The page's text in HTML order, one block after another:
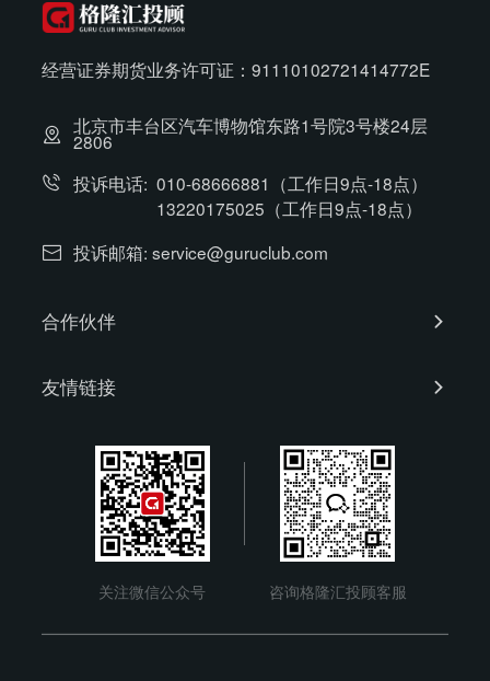
经营证券期货业务许可证：91110102721414772E
北京市丰台区汽车博物馆东路1号院3号楼24层
2806
投诉电话: 010-68666881（工作日9点-18点）
13220175025（工作日9点-18点）
投诉邮箱: service@guruclub.com
合作伙伴
友情链接
勾股大数据
上海证券交易所
深圳证券交易所
关注微信公众号 咨询格隆汇投顾客服